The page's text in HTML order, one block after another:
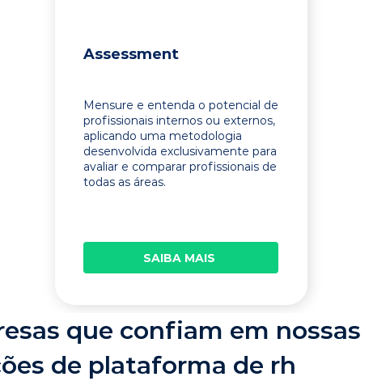
Assessment
Mensure e entenda o potencial de
profissionais internos ou externos,
aplicando uma metodologia
desenvolvida exclusivamente para
avaliar e comparar profissionais de
todas as áreas.
SAIBA MAIS
que confiam em nossas
de plataforma de rh